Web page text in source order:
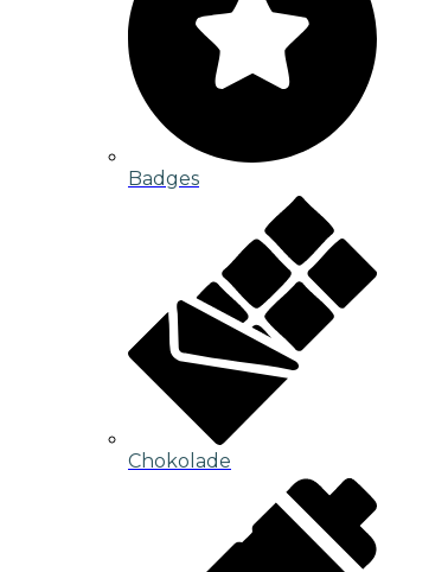
Badges
Chokolade